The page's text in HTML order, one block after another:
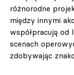
różnorodne
między innymi
współpracują od
scenach
zdobywając